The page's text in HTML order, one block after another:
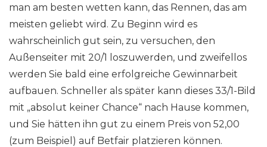
man am besten wetten kann, das Rennen, das am
meisten geliebt wird. Zu Beginn wird es
wahrscheinlich gut sein, zu versuchen, den
Außenseiter mit 20/1 loszuwerden, und zweifellos
werden Sie bald eine erfolgreiche Gewinnarbeit
aufbauen. Schneller als später kann dieses 33/1-Bild
mit „absolut keiner Chance“ nach Hause kommen,
und Sie hätten ihn gut zu einem Preis von 52,00
(zum Beispiel) auf Betfair platzieren können.